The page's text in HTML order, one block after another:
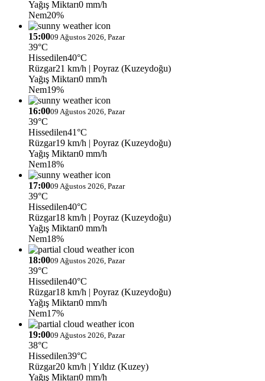
Yağış Miktarı0 mm/h
Nem20%
15:0009 Ağustos 2026, Pazar
39°C
Hissedilen40°C
Rüzgar21 km/h | Poyraz (Kuzeydoğu)
Yağış Miktarı0 mm/h
Nem19%
16:0009 Ağustos 2026, Pazar
39°C
Hissedilen41°C
Rüzgar19 km/h | Poyraz (Kuzeydoğu)
Yağış Miktarı0 mm/h
Nem18%
17:0009 Ağustos 2026, Pazar
39°C
Hissedilen40°C
Rüzgar18 km/h | Poyraz (Kuzeydoğu)
Yağış Miktarı0 mm/h
Nem18%
18:0009 Ağustos 2026, Pazar
39°C
Hissedilen40°C
Rüzgar18 km/h | Poyraz (Kuzeydoğu)
Yağış Miktarı0 mm/h
Nem17%
19:0009 Ağustos 2026, Pazar
38°C
Hissedilen39°C
Rüzgar20 km/h | Yıldız (Kuzey)
Yağış Miktarı0 mm/h